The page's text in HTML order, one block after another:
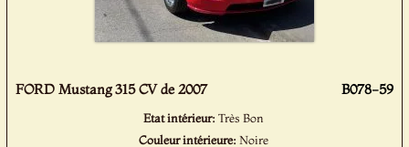
FORD Mustang 315 CV de 2007 B078-59
Etat intérieur: Très Bon
Couleur intérieure: Noire